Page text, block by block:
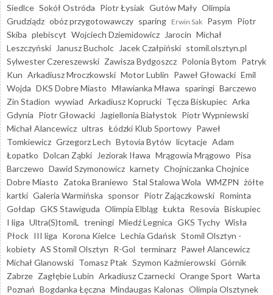
Siedlce Sokół Ostróda Piotr Łysiak Gutów Mały Olimpia
Grudziądz obóz przygotowawczy sparing Erwin Sak Pasym Piotr
Skiba plebiscyt Wojciech Dziemidowicz Jarocin Michał
Leszczyński
Janusz Bucholc Jacek Czałpiński stomil.olsztyn.pl
Sylwester Czereszewski Zawisza Bydgoszcz Polonia Bytom Patryk
Kun Arkadiusz Mroczkowski Motor Lublin Paweł Głowacki Emil
Wojda DKS Dobre Miasto Mławianka Mława sparingi Barczewo
Zin Stadion wywiad Arkadiusz Koprucki Tęcza Biskupiec Arka
Gdynia Piotr Głowacki Jagiellonia Białystok Piotr Wypniewski
Michał Alancewicz ultras Łódzki Klub Sportowy Paweł
Tomkiewicz Grzegorz Lech Bytovia Bytów licytacje Adam
Łopatko Dolcan Ząbki Jeziorak Iława Mrągowia Mrągowo Pisa
Barczewo Dawid Szymonowicz karnety Chojniczanka Chojnice
Dobre Miasto Zatoka Braniewo Stal Stalowa Wola WMZPN żółte
kartki Galeria Warmińska sponsor Piotr Zajączkowski Rominta
Gołdap GKS Stawiguda Olimpia Elbląg Łukta Resovia Biskupiec
I liga Ultra(S)tomiL treningi Miedź Legnica GKS Tychy Wisła
Płock III liga Korona Kielce Lechia Gdańsk Stomil Olsztyn -
kobiety AS Stomil Olsztyn R-Gol terminarz Paweł Alancewicz
Michał Glanowski Tomasz Ptak Szymon Kaźmierowski Górnik
Zabrze Zagłębie Lubin Arkadiusz Czarnecki Orange Sport Warta
Poznań Bogdanka Łęczna Mindaugas Kalonas Olimpia Olsztynek